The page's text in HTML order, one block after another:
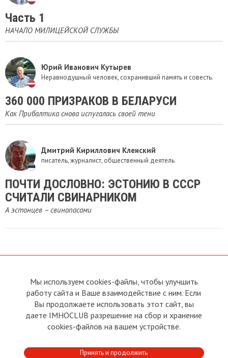
Часть 1
НАЧАЛО МИЛИЦЕЙСКОЙ СЛУЖБЫ
Юрий Иванович Кутырев
Неравнодушный человек, сохранивший память и совесть.
360 000 ПРИЗРАКОВ В БЕЛАРУСИ
Как Прибалтика снова испугалась своей тени
Дмитрий Кириллович Кленский
писатель, журналист, общественный деятель
ПОЧТИ ДОСЛОВНО: ЭСТОНИЮ В СССР
СЧИТАЛИ СВИНАРНИКОМ
А эстонцев – свинопасами
О сайте
Условия пользования
Политика конфиденциальности
Прямая связь с
Председателем
Прямая связь c членами клуба
Реклама
Контакты
Club
Мы используем cookies-файлы, чтобы улучшить
работу сайта и Ваше взаимодействие с ним. Если
Вы продолжаете использовать этот сайт, вы
даете IMHOCLUB разрешение на сбор и хранение
cookies-файлов на вашем устройстве.
Принять и продолжить